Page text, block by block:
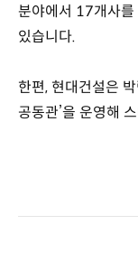
분야에서 17개사를
있습니다.
한편, 현대건설은
공동관’을 운영해